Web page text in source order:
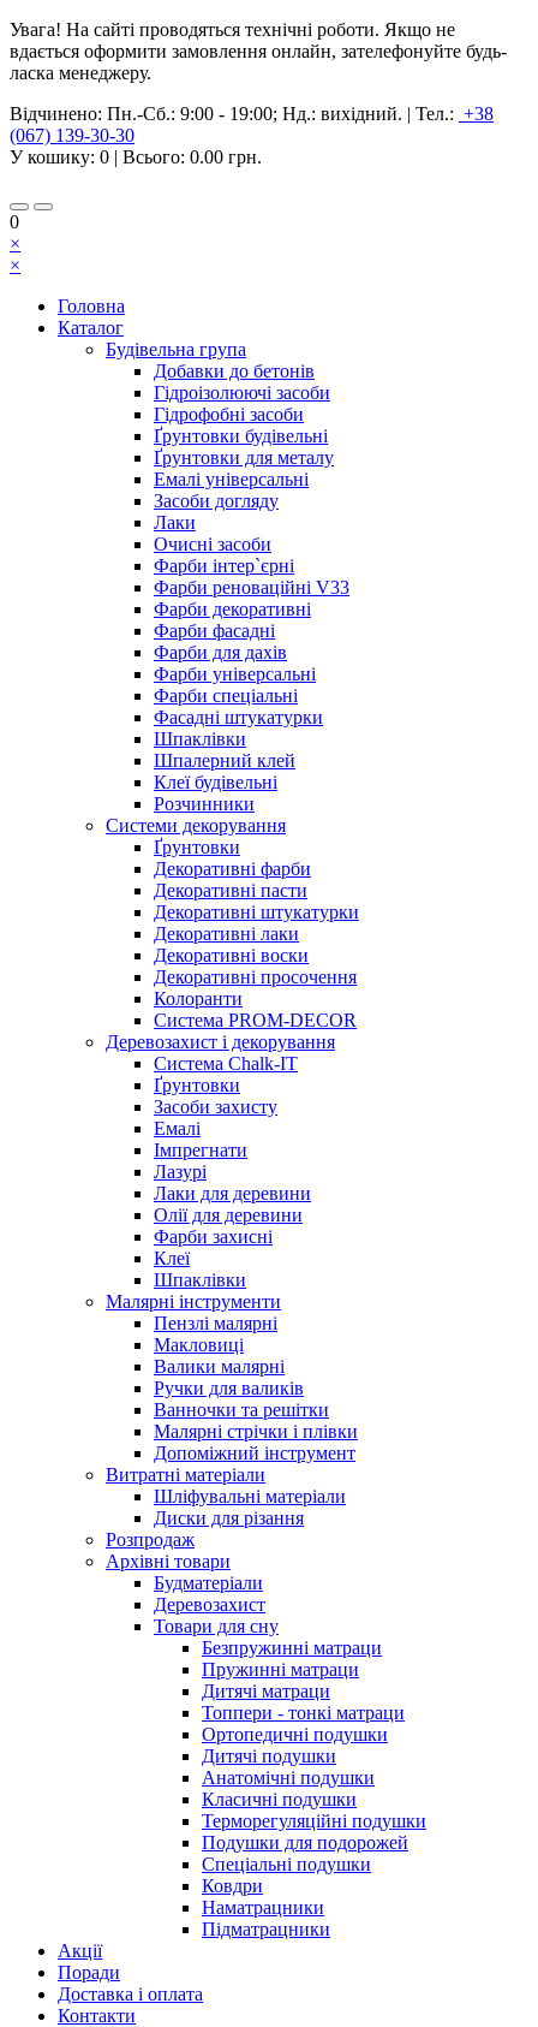
Увага! На сайті проводяться технічні роботи. Якщо не
вдається оформити замовлення онлайн, зателефонуйте будь-
ласка менеджеру.
Відчинено: Пн.-Сб.: 9:00 - 19:00; Нд.: вихідний. | Тел.: +38
(067) 139-30-30
У кошику: 0 | Всього: 0.00 грн.
0
×
×
Головна
Каталог
Будівельна група
Добавки до бетонів
Гідроізолюючі засоби
Гідрофобні засоби
Ґрунтовки будівельні
Ґрунтовки для металу
Емалі універсальні
Засоби догляду
Лаки
Очисні засоби
Фарби інтер`єрні
Фарби реноваційні V33
Фарби декоративні
Фарби фасадні
Фарби для дахів
Фарби універсальні
Фарби спеціальні
Фасадні штукатурки
Шпаклівки
Шпалерний клей
Клеї будівельні
Розчинники
Системи декорування
Ґрунтовки
Декоративні фарби
Декоративні пасти
Декоративні штукатурки
Декоративні лаки
Декоративні воски
Декоративні просочення
Колоранти
Система PROM-DECOR
Деревозахист і декорування
Система Chalk-IT
Ґрунтовки
Засоби захисту
Емалі
Імпрегнати
Лазурі
Лаки для деревини
Олії для деревини
Фарби захисні
Клеї
Шпаклівки
Малярні інструменти
Пензлі малярні
Макловиці
Валики малярні
Ручки для валиків
Ванночки та решітки
Малярні стрічки і плівки
Допоміжний інструмент
Витратні матеріали
Шліфувальні матеріали
Диски для різання
Розпродаж
Архівні товари
Будматеріали
Деревозахист
Товари для сну
Безпружинні матраци
Пружинні матраци
Дитячі матраци
Топпери - тонкі матраци
Ортопедичні подушки
Дитячі подушки
Анатомічні подушки
Класичні подушки
Терморегуляційні подушки
Подушки для подорожей
Спеціальні подушки
Ковдри
Наматрацники
Підматрацники
Акції
Поради
Доставка і оплата
Контакти